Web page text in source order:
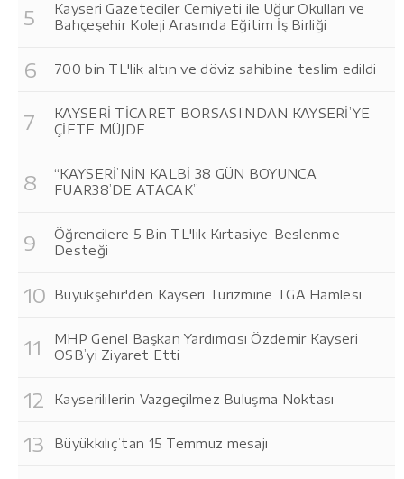
Kayseri Gazeteciler Cemiyeti ile Uğur Okulları ve
Bahçeşehir Koleji Arasında Eğitim İş Birliği
700 bin TL'lik altın ve döviz sahibine teslim edildi
KAYSERİ TİCARET BORSASI’NDAN KAYSERİ’YE
ÇİFTE MÜJDE
“KAYSERİ’NİN KALBİ 38 GÜN BOYUNCA
FUAR38’DE ATACAK”
Öğrencilere 5 Bin TL'lik Kırtasiye-Beslenme
Desteği
Büyükşehir'den Kayseri Turizmine TGA Hamlesi
MHP Genel Başkan Yardımcısı Özdemir Kayseri
OSB’yi Ziyaret Etti
Kayserililerin Vazgeçilmez Buluşma Noktası
Büyükkılıç’tan 15 Temmuz mesajı